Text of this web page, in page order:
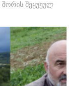
შორის შეყუჟულ